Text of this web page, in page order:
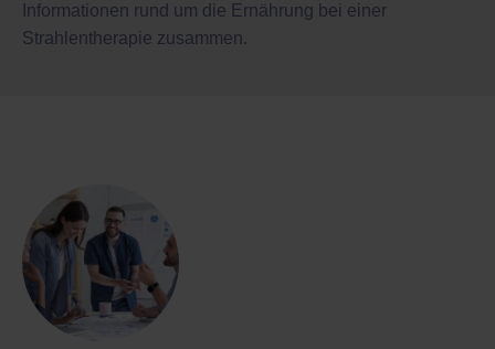
Informationen rund um die Ernährung bei einer
Strahlentherapie zusammen.